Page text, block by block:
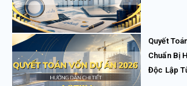
Quyết
Chuẩn Bị
Độc Lập